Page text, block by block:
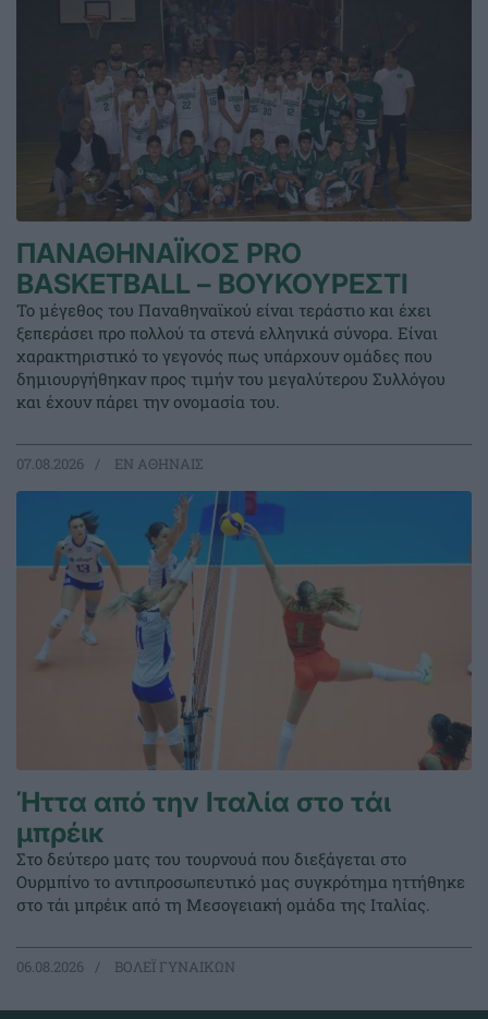
ΠΑΝΑΘΗΝΑΪΚΟΣ PRO
BASKETBALL – ΒΟΥΚΟΥΡΕΣΤΙ
Το μέγεθος του Παναθηναϊκού είναι τεράστιο και έχει
ξεπεράσει προ πολλού τα στενά ελληνικά σύνορα. Είναι
χαρακτηριστικό το γεγονός πως υπάρχουν ομάδες που
δημιουργήθηκαν προς τιμήν του μεγαλύτερου Συλλόγου
και έχουν πάρει την ονομασία του.
07.08.2026 EΝ ΑΘΗΝΑΙΣ
Ήττα από την Ιταλία στο τάι
μπρέικ
Στο δεύτερο ματς του τουρνουά που διεξάγεται στο
Ουρμπίνο το αντιπροσωπευτικό μας συγκρότημα ηττήθηκε
στο τάι μπρέικ από τη Μεσογειακή ομάδα της Ιταλίας.
06.08.2026 ΒΟΛΕΪ ΓΥΝΑΙΚΩΝ